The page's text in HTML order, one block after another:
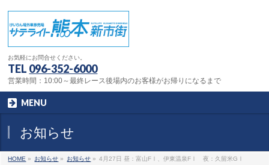
お気軽にお問合せください。
TEL 096-352-6000
営業時間：10:00～最終レース後場内のお客様がお帰りになるまで
MENU
お知らせ
HOME » お知らせ » お知らせ » 4月27日 昼：富山FⅠ、伊東温泉FⅠ 夜：久留米GⅠ